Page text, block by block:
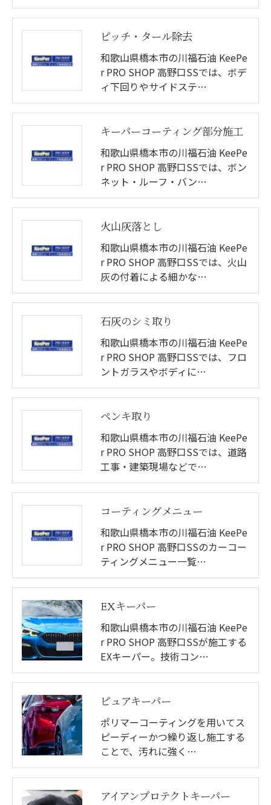
ピッチ・タール除去
和歌山県橋本市の川福石油 KeePe
r PRO SHOP 高野口SSでは、ボデ
ィ下回りやサイドステ…
キーパーコーティング部分施工
和歌山県橋本市の川福石油 KeePe
r PRO SHOP 高野口SSでは、ボン
ネット・ルーフ・バン…
火山灰落とし
和歌山県橋本市の川福石油 KeePe
r PRO SHOP 高野口SSでは、火山
灰の付着による細かな…
石灰のシミ取り
和歌山県橋本市の川福石油 KeePe
r PRO SHOP 高野口SSでは、フロ
ントガラスやボディに…
ペンキ取り
和歌山県橋本市の川福石油 KeePe
r PRO SHOP 高野口SSでは、道路
工事・建築現場などで…
コーティングメニュー
和歌山県橋本市の川福石油 KeePe
r PRO SHOP 高野口SSのカーコー
ティングメニュー一覧…
EXキーパー
和歌山県橋本市の川福石油 KeePe
r PRO SHOP 高野口SSが施工する
EXキーパー。技術コン…
ピュアキーパー
ポリマーコーティングを用いてス
ピーディーかつ繰り返し施工する
ことで、汚れに強く…
アイアンプロテクトキーパー